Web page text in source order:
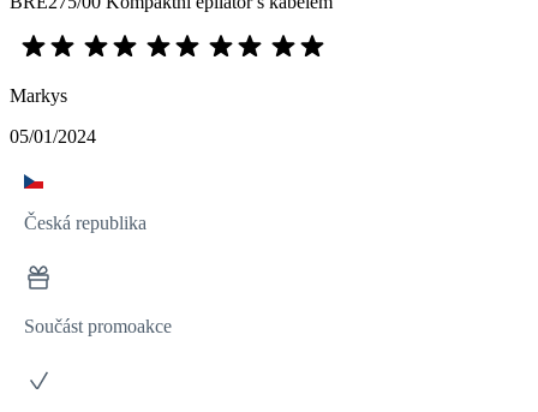
Markys
05/01/2024
Česká republika
Součást promoakce